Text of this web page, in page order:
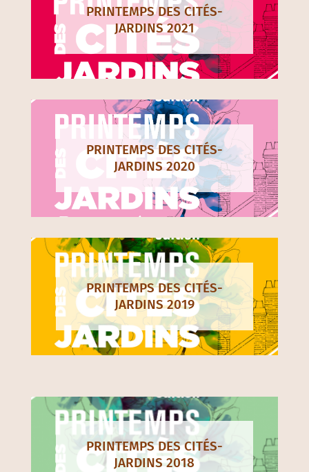
PRINTEMPS DES CITÉS-
JARDINS 2021
PRINTEMPS DES CITÉS-
JARDINS 2020
PRINTEMPS DES CITÉS-
JARDINS 2019
PRINTEMPS DES CITÉS-
JARDINS 2018